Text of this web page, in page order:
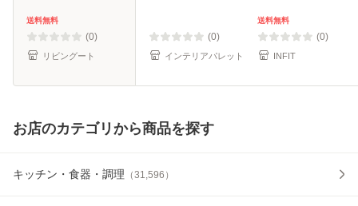
ジャースプーン コ
ーヒーメジャー コ
ーヒー 計量スプー
送料無料
(0)
リビングート
ン 茶杓 木 おしゃ
れ かわい
(0)
インテリアパレット
ーマグ シンプル か
わいい 可愛い ナチ
ュ
送料無料
(0)
INFIT
お店のカテゴリから商品を探す
キッチン・食器・調理 （31,596 ）